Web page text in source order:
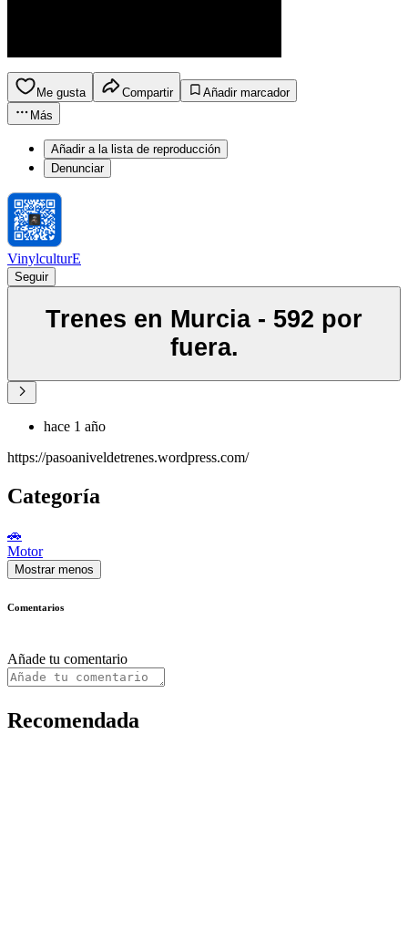
Me gusta Compartir
Añadir marcador
Más
Añadir a la lista de reproducción
Denunciar
VinylculturE
Seguir
Trenes en Murcia - 592 por
fuera.
hace 1 año
https://pasoaniveldetrenes.wordpress.com/
Categoría
🚗
Motor
Mostrar menos
Comentarios
Añade tu comentario
Recomendada